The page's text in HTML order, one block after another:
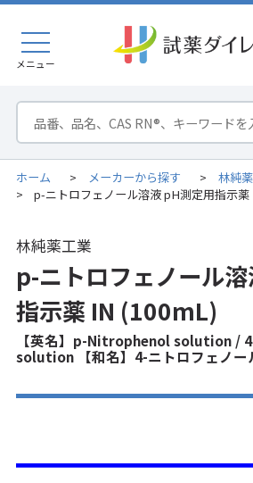
メニュー
ホーム > メーカーから探す > 林純
> p-ニトロフェノール溶液 pH測定用指示薬
林純薬工業
p-ニトロフェノール
指示薬 IN (100mL)
【英名】p-Nitrophenol solution /
solution 【和名】4-ニトロフェノー